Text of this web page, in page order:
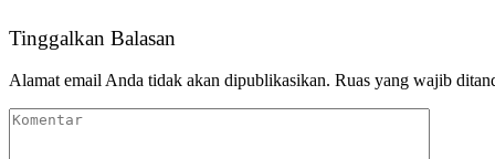
Tinggalkan Balasan
Alamat email Anda tidak akan dipublikasikan. Ruas yang wajib